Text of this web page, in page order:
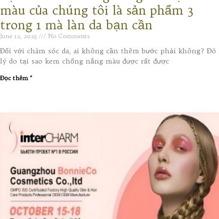
màu của chúng tôi là sản phẩm 3
trong 1 mà làn da bạn cần
June 12, 2025 No Comments
Đối với chăm sóc da, ai không cần thêm bước phải không? Đó
lý do tại sao kem chống nắng màu được rất được
Đọc thêm "